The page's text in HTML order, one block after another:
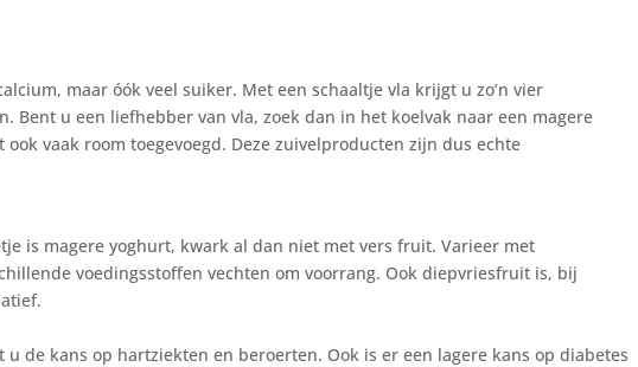
maar óók veel suiker. Met een schaaltje vla krijgt u zo’n vier
Bent u een liefhebber van vla, zoek dan in het koelvak naar een magere
vaak room toegevoegd. Deze zuivelproducten zijn dus echte
is magere yoghurt, kwark al dan niet met vers fruit. Varieer met
voedingsstoffen vechten om voorrang. Ook diepvriesfruit is, bij
de kans op hartziekten en beroerten. Ook is er een lagere kans op diabetes